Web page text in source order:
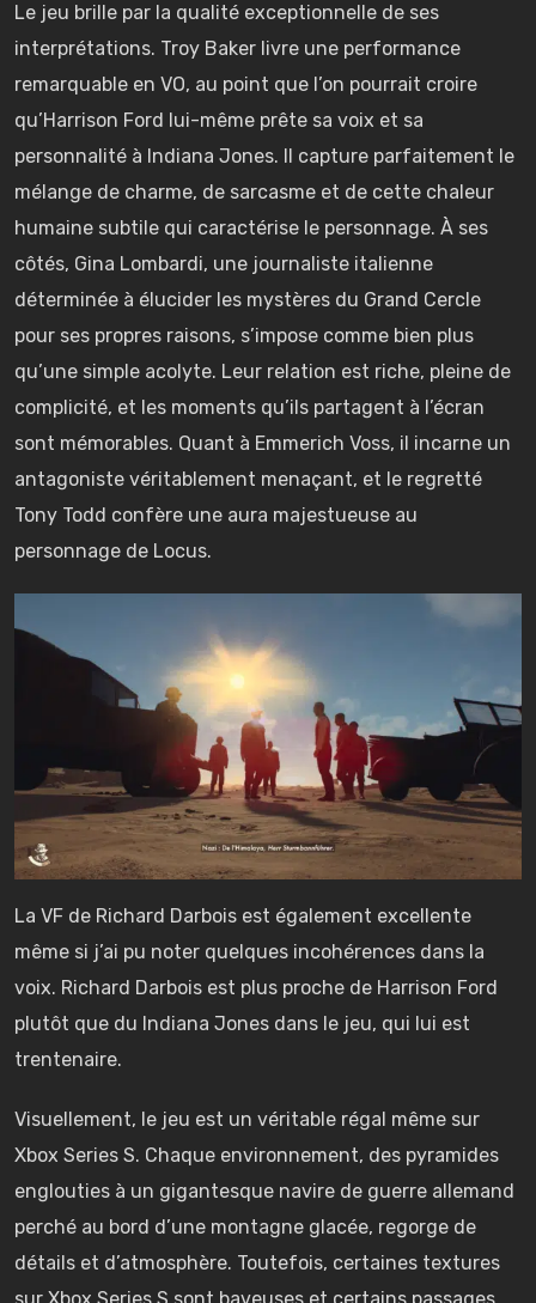
Le jeu brille par la qualité exceptionnelle de ses
interprétations. Troy Baker livre une performance
remarquable en VO, au point que l’on pourrait croire
qu’Harrison Ford lui-même prête sa voix et sa
personnalité à Indiana Jones. Il capture parfaitement le
mélange de charme, de sarcasme et de cette chaleur
humaine subtile qui caractérise le personnage. À ses
côtés, Gina Lombardi, une journaliste italienne
déterminée à élucider les mystères du Grand Cercle
pour ses propres raisons, s’impose comme bien plus
qu’une simple acolyte. Leur relation est riche, pleine de
complicité, et les moments qu’ils partagent à l’écran
sont mémorables. Quant à Emmerich Voss, il incarne un
antagoniste véritablement menaçant, et le regretté
Tony Todd confère une aura majestueuse au
personnage de Locus.
La VF de Richard Darbois est également excellente
même si j’ai pu noter quelques incohérences dans la
voix. Richard Darbois est plus proche de Harrison Ford
plutôt que du Indiana Jones dans le jeu, qui lui est
trentenaire.
Visuellement, le jeu est un véritable régal même sur
Xbox Series S. Chaque environnement, des pyramides
englouties à un gigantesque navire de guerre allemand
perché au bord d’une montagne glacée, regorge de
détails et d’atmosphère. Toutefois, certaines textures